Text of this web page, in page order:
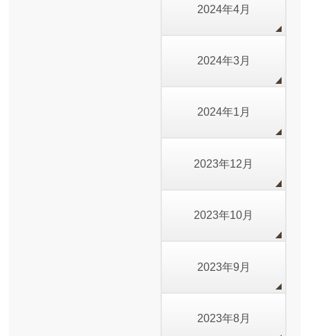
2024年4月
2024年3月
2024年1月
2023年12月
2023年10月
2023年9月
2023年8月